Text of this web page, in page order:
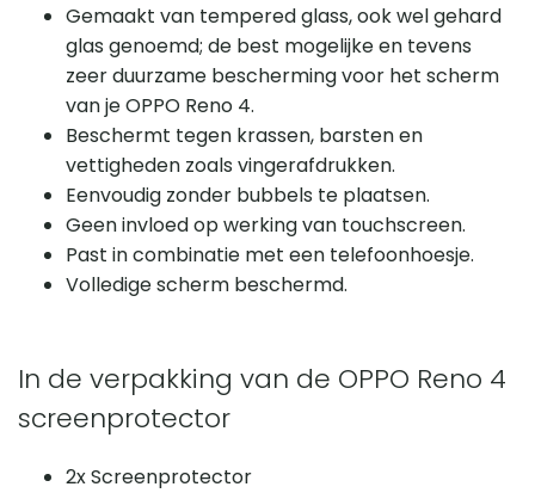
Gemaakt van tempered glass, ook wel gehard
glas genoemd; de best mogelijke en tevens
zeer duurzame bescherming voor het scherm
van je OPPO Reno 4.
Beschermt tegen krassen, barsten en
vettigheden zoals vingerafdrukken.
Eenvoudig zonder bubbels te plaatsen.
Geen invloed op werking van touchscreen.
Past in combinatie met een telefoonhoesje.
Volledige scherm beschermd.
In de verpakking van de OPPO Reno 4
screenprotector
2x Screenprotector